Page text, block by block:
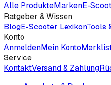
Alle ProdukteMarkenE-
Ratgeber & Wissen
BlogE-Scooter LexikonTools
Konto
AnmeldenMein Konto
Service
KontaktVersand & Zahlung